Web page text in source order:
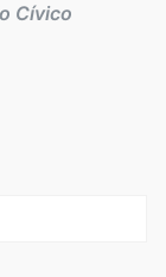
Cívico